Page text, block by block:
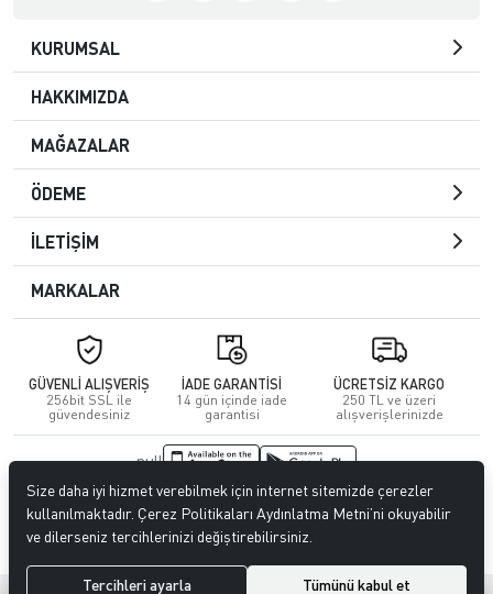
KURUMSAL
HAKKIMIZDA
MAĞAZALAR
ÖDEME
İLETİŞİM
MARKALAR
GÜVENLİ ALIŞVERİŞ
256bit SSL ile
güvendesiniz
İADE GARANTİSİ
14 gün içinde iade
garantisi
ÜCRETSİZ KARGO
250 TL ve üzeri
alışverişlerinizde
null
© 2023CENGİZ DERİ. Tüm hakları saklıdır.
Hipotenüs ®Yeni Nesil E-Ticaret Sistemleri ile Hazırlanmıştır.
Size daha iyi hizmet verebilmek için internet sitemizde çerezler
kullanılmaktadır. Çerez Politikaları Aydınlatma Metni’ni okuyabilir
ve dilerseniz tercihlerinizi değiştirebilirsiniz.
Tercihleri ayarla Tümünü kabul et